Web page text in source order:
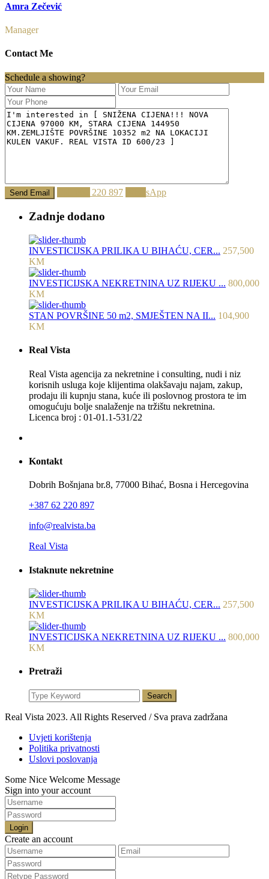
Amra Zečević
Manager
Contact Me
Schedule a showing?
062 220 897 WhatsApp
Zadnje dodano
INVESTICIJSKA PRILIKA U BIHAĆU, CER... 257,500
KM
INVESTICIJSKA NEKRETNINA UZ RIJEKU ... 800,000
KM
STAN POVRŠINE 50 m2, SMJEŠTEN NA II... 104,900
KM
Real Vista
Real Vista agencija za nekretnine i consulting, nudi i niz
korisnih usluga koje klijentima olakšavaju najam, zakup,
prodaju ili kupnju stana, kuće ili poslovnog prostora te im
omogućuju bolje snalaženje na tržištu nekretnina.
Licenca broj : 01-01.1-531/22
Kontakt
Dobrih Bošnjana br.8, 77000 Bihać, Bosna i Hercegovina
+387 62 220 897
info@realvista.ba
Real Vista
Istaknute nekretnine
INVESTICIJSKA PRILIKA U BIHAĆU, CER... 257,500
KM
INVESTICIJSKA NEKRETNINA UZ RIJEKU ... 800,000
KM
Pretraži
Search
Real Vista 2023. All Rights Reserved / Sva prava zadržana
Uvjeti korištenja
Politika privatnosti
Uslovi poslovanja
Some Nice Welcome Message
Sign into your account
Login
Create an account